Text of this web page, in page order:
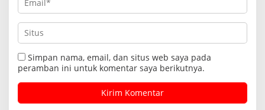
Simpan nama, email, dan situs web saya pada
peramban ini untuk komentar saya berikutnya.